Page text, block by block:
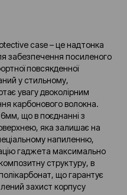
case – це надтонка
забезпечення посиленого
повсякденної
у стильному,
увагу двоколірним
карбонового волокна.
що в поєднанні з
яка залишає на
напиленню,
гаджета максимально
структуру, в
що гарантує
захист корпусу